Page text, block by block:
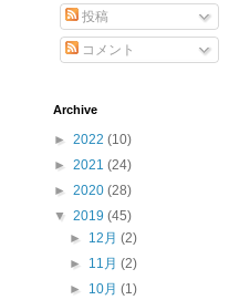
投稿
コメント
Archive
► 2022 (10)
► 2021 (24)
► 2020 (28)
▼ 2019 (45)
► 12月(2)
► 11月(2)
► 10月(1)